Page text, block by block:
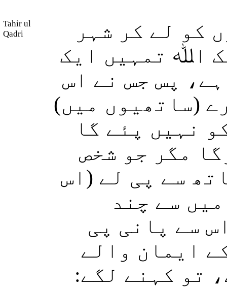
Tahir ul
Qadri
کو لے کر شہر
اﷲ تمہیں ایک
پس جس نے اس
(ساتھیوں میں)
نہیں پئے گا
مگر جو شخص
سے پی لے (اس
سے چند
سے پانی پی
ایمان والے
تو کہنے لگے: